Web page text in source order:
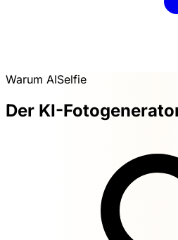
Warum AISelfie
Der KI-